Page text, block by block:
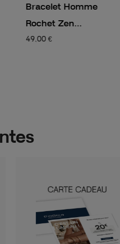
Bracelet Homme
Rochet Zen...
49,00 €